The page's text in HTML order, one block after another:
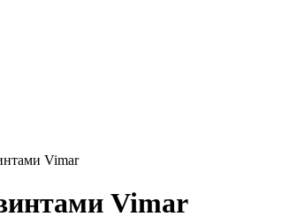
Vimar
Vimar